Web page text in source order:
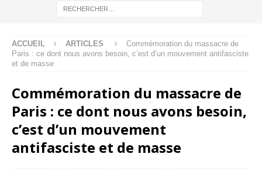
ACCUEIL ARTICLES
Commémoration du massacre de
Paris : ce dont nous avons besoin, c’est d’un mouvement antifasciste
et de masse
Commémoration du massacre de
Paris : ce dont nous avons besoin,
c’est d’un mouvement
antifasciste et de masse